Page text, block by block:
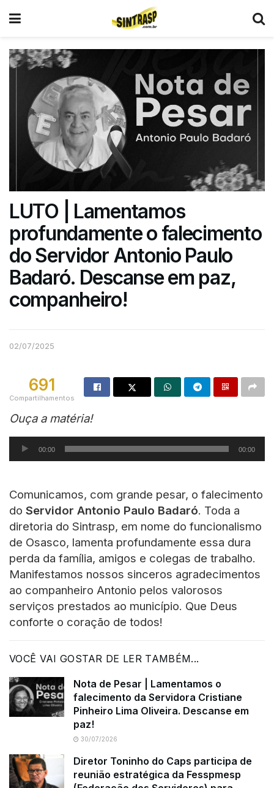
LUTO | Lamentamos
profundamente o falecimento
do Servidor Antonio Paulo
Badaró. Descanse em paz,
companheiro!
02/07/2025
691
Compartilhamentos
Ouça a matéria!
Tocador
de
00:00 00:00
Comunicamos, com grande pesar, o falecimento
do Servidor Antonio Paulo Badaró. Toda a
diretoria do Sintrasp, em nome do funcionalismo
de Osasco, lamenta profundamente essa dura
perda da família, amigos e colegas de trabalho.
Manifestamos nossos sinceros agradecimentos
ao companheiro Antonio pelos valorosos
serviços prestados ao município. Que Deus
conforte o coração de todos!
VOCÊ VAI GOSTAR DE LER TAMBÉM...
Nota de Pesar | Lamentamos o
falecimento da Servidora Cristiane
Pinheiro Lima Oliveira. Descanse em
paz!
30/07/2026
Diretor Toninho do Caps participa de
reunião estratégica da Fesspmesp